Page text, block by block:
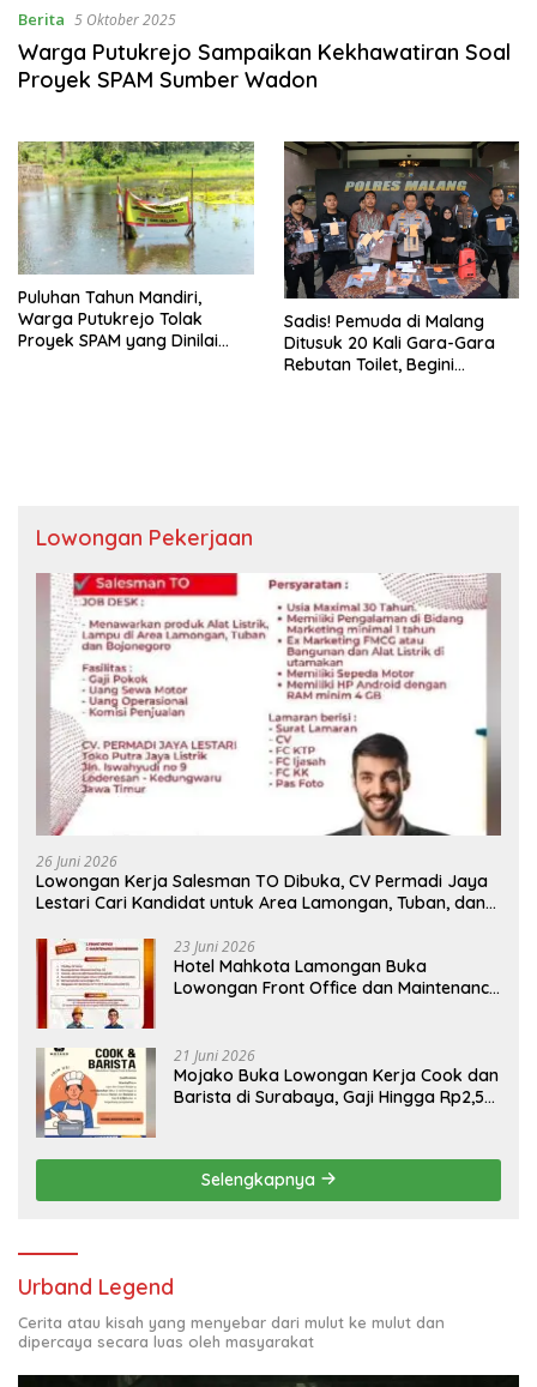
Berita 5 Oktober 2025
Warga Putukrejo Sampaikan Kekhawatiran Soal
Proyek SPAM Sumber Wadon
Puluhan Tahun Mandiri,
Warga Putukrejo Tolak
Proyek SPAM yang Dinilai
Sadis! Pemuda di Malang
Ditusuk 20 Kali Gara-Gara
Rebutan Toilet, Begini
Lowongan Pekerjaan
26 Juni 2026
Lowongan Kerja Salesman TO Dibuka, CV Permadi Jaya
Lestari Cari Kandidat untuk Area Lamongan, Tuban, dan
23 Juni 2026
Hotel Mahkota Lamongan Buka
Lowongan Front Office dan Maintenance
21 Juni 2026
Mojako Buka Lowongan Kerja Cook dan
Barista di Surabaya, Gaji Hingga Rp2,5
Selengkapnya
Urband Legend
Cerita atau kisah yang menyebar dari mulut ke mulut dan
dipercaya secara luas oleh masyarakat